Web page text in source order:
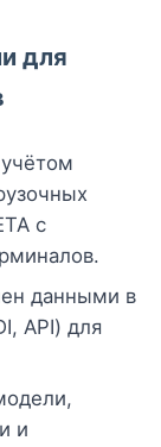
для
с
данными в
API) для
и